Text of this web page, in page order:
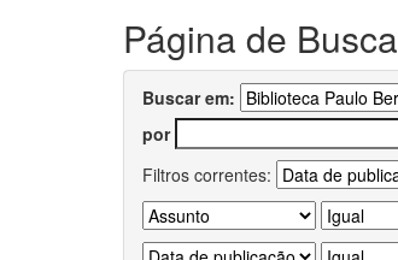
Página de Busca
Buscar em:
por
Filtros correntes: